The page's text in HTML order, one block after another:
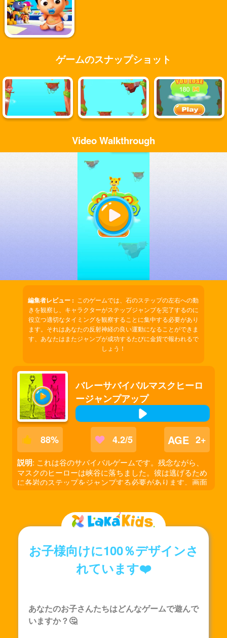
ゲームのスナップショット
Video Walkthrough
Play
Video
編集者レビュー : このゲームでは、石のステップの左右への動
きを観察し、キャラクターがステップジャンプを完了するのに
役立つ適切なタイミングを観察することに集中する必要があり
ます。それはあなたの反射神経の良い運動になることができま
す、あなたはまたジャンプが成功するたびに金貨で報われるで
しょう！
バレーサバイバルマスクヒーロ
ージャンプアップ
88% 4.2/5 AGE 2+
説明: これは谷のサバイバルゲームです。残念ながら、
マスクのヒーローは峡谷に落ちました。彼は逃げるため
に各岩のステップをジャンプする必要があります。画面
お子様向けに100％デザインさ
れています❤️
あなたのお子さんたちはどんなゲームで遊んで
いますか？🤔